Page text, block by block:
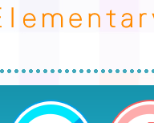
徐嘉裕